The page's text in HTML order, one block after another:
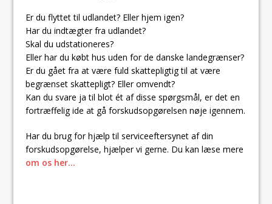
Er du flyttet til udlandet? Eller hjem igen?
Har du indtægter fra udlandet?
Skal du udstationeres?
Eller har du købt hus uden for de danske landegrænser?
Er du gået fra at være fuld skattepligtig til at være
begrænset skattepligt? Eller omvendt?
Kan du svare ja til blot ét af disse spørgsmål, er det en
fortræffelig ide at gå forskudsopgørelsen nøje igennem.
Har du brug for hjælp til serviceeftersynet af din
forskudsopgørelse, hjælper vi gerne. Du kan læse mere
om os her…